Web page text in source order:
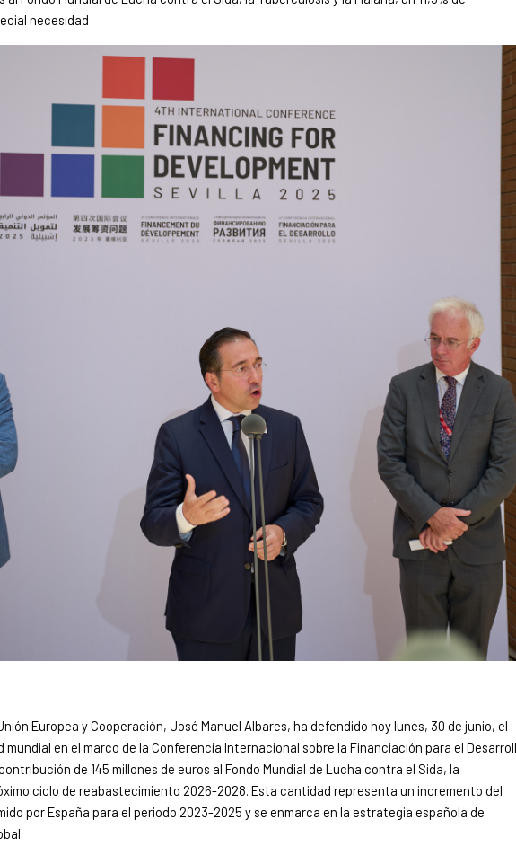
necesidad
Europea y Cooperación, José Manuel Albares, ha defendido hoy lunes, 30 de junio, el
mundial en el marco de la Conferencia Internacional sobre la Financiación para el
de 145 millones de euros al Fondo Mundial de Lucha contra el Sida, la
ciclo de reabastecimiento 2026-2028. Esta cantidad representa un incremento del
por España para el periodo 2023-2025 y se enmarca en la estrategia española de